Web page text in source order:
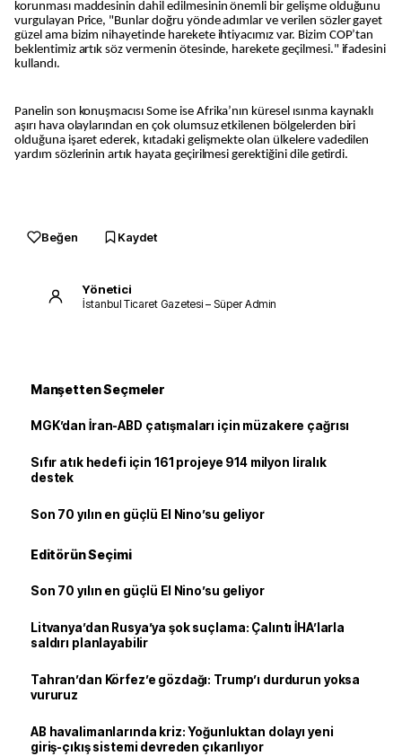
korunması maddesinin dahil edilmesinin önemli bir gelişme olduğunu
vurgulayan Price, "Bunlar doğru yönde adımlar ve verilen sözler gayet
güzel ama bizim nihayetinde harekete ihtiyacımız var. Bizim COP’tan
beklentimiz artık söz vermenin ötesinde, harekete geçilmesi." ifadesini
kullandı.
Panelin son konuşmacısı Some ise Afrika’nın küresel ısınma kaynaklı
aşırı hava olaylarından en çok olumsuz etkilenen bölgelerden biri
olduğuna işaret ederek, kıtadaki gelişmekte olan ülkelere vadedilen
yardım sözlerinin artık hayata geçirilmesi gerektiğini dile getirdi.
Beğen Kaydet
Yönetici
İstanbul Ticaret Gazetesi – Süper Admin
Manşetten Seçmeler
MGK’dan İran-ABD çatışmaları için müzakere çağrısı
Sıfır atık hedefi için 161 projeye 914 milyon liralık
destek
Son 70 yılın en güçlü El Nino’su geliyor
Editörün Seçimi
Son 70 yılın en güçlü El Nino’su geliyor
Litvanya’dan Rusya’ya şok suçlama: Çalıntı İHA’larla
saldırı planlayabilir
Tahran’dan Körfez’e gözdağı: Trump’ı durdurun yoksa
vururuz
AB havalimanlarında kriz: Yoğunluktan dolayı yeni
giriş-çıkış sistemi devreden çıkarılıyor